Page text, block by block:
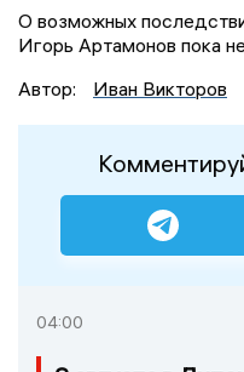
О возможных
Игорь Артамонов пока
Автор:
Иван Викторов
04:00